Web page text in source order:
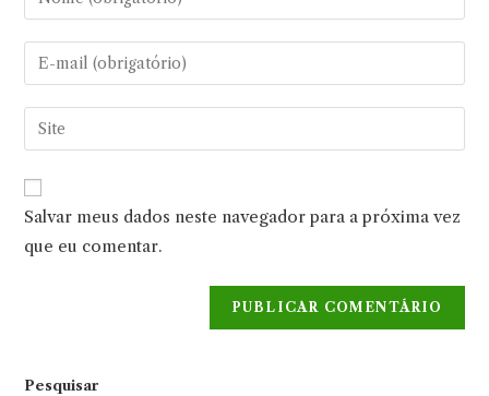
seu
nome
ou
de
usuário
para
comentar
Digite
seu
endereço
de
para
comentar
Digite
o
do
seu
site
Salvar meus dados neste navegador para a próxima vez
que eu comentar.
Pesquisar